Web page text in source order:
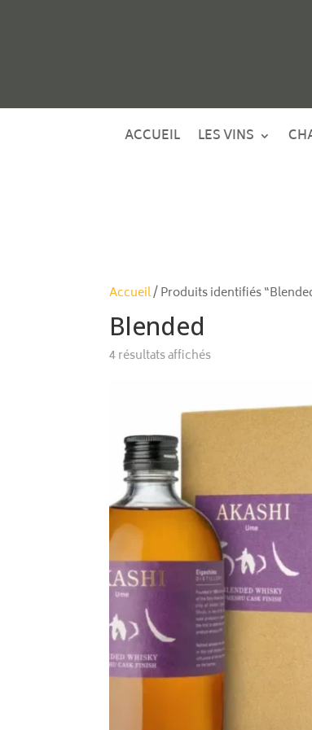
ACCUEIL LES VINS
Accueil/ Produits identifiés
Blended
4 résultats affichés